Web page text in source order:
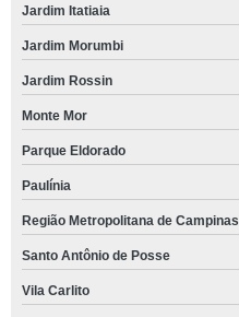
Jardim Itatiaia
Jardim Morumbi
Jardim Rossin
Monte Mor
Parque Eldorado
Paulínia
Região Metropolitana de Campinas
Santo Antônio de Posse
Vila Carlito